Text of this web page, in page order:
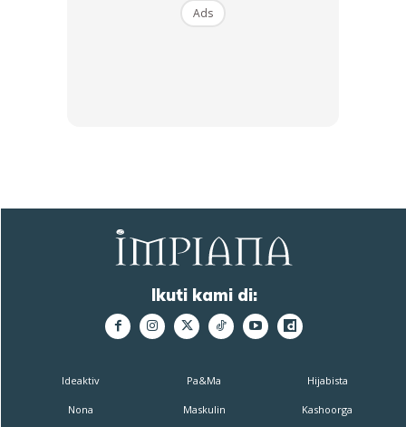
Ads
Ikuti kami di:
Ideaktiv
Nona
Pa&Ma
Maskulin
Hijabista
Kashoorga